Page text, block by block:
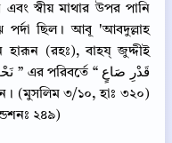
স্বীয় মাথার উপর পানি
ছিল। আবূ 'আবদুল্লাহ
হারূন (রহঃ), বাহয্‌ জুদ্দীই
(মুসলিম ৩/১০, হাঃ ৩২০)
২৪৯)